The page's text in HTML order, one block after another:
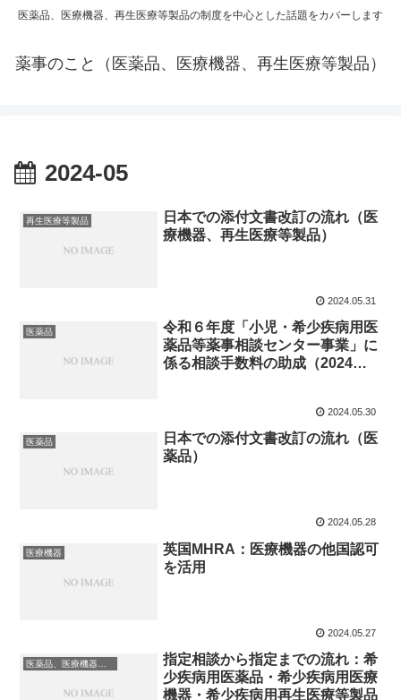
医薬品、医療機器、再生医療等製品の制度を中心とした話題をカバーします
薬事のこと（医薬品、医療機器、再生医療等製品）
2024-05
再生医療等製品
日本での添付文書改訂の流れ（医
療機器、再生医療等製品）
2024.05.31
医薬品
令和６年度「小児・希少疾病用医
薬品等薬事相談センター事業」に
係る相談手数料の助成（2024年7
2024.05.30
医薬品
日本での添付文書改訂の流れ（医
薬品）
2024.05.28
医療機器
英国MHRA：医療機器の他国認可
を活用
2024.05.27
指定相談から指定までの流れ：希
少疾病用医薬品・希少疾病用医療
機器・希少疾病用再生医療等製品